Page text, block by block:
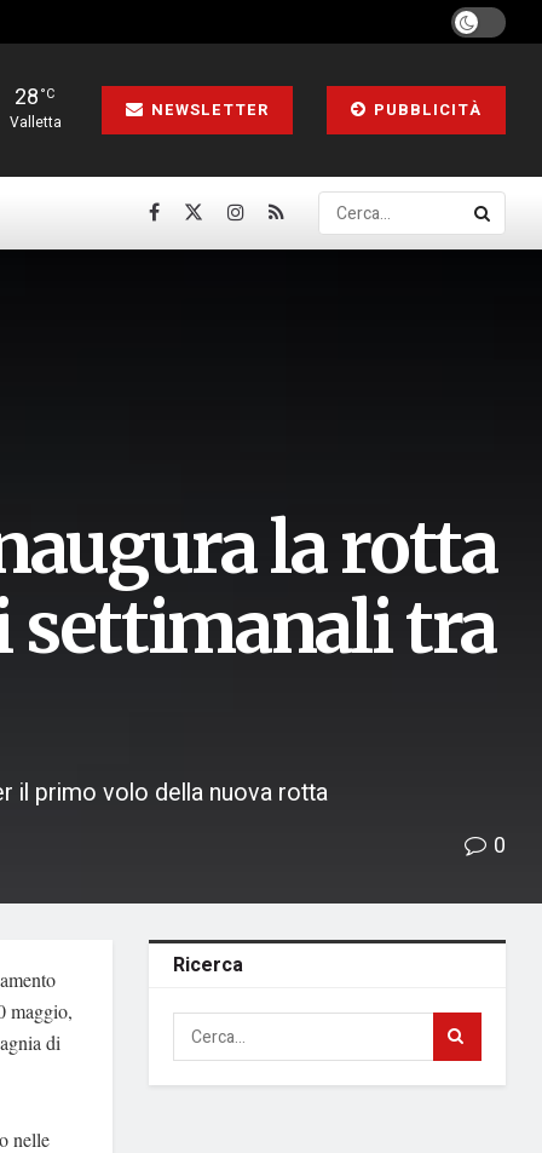
28°C
Valletta
NEWSLETTER PUBBLICITÀ
la rotta
settimanali tra
il primo volo della nuova rotta
0
maggio,
di
nelle
Ricerca